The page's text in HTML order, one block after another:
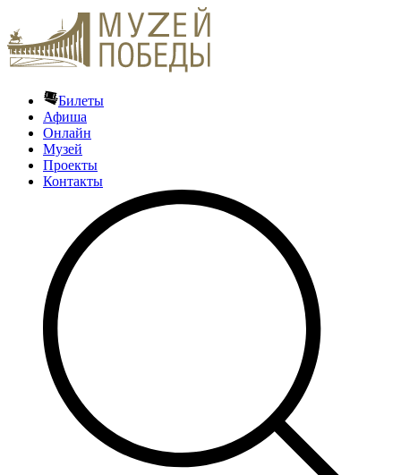
Билеты
Афиша
Онлайн
Музей
Проекты
Контакты